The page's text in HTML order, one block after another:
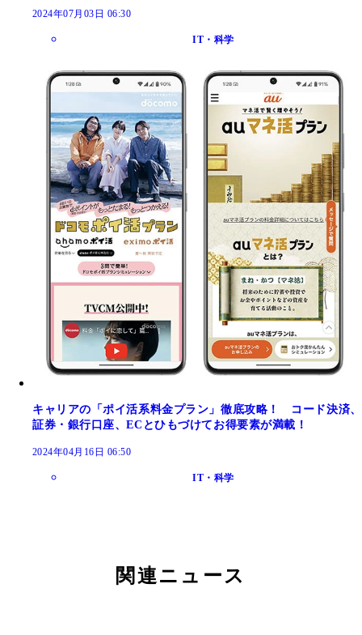
2024年07月03日 06:30
IT・科学
キャリアの「ポイ活系料金プラン」徹底攻略！ コード決済、
証券・銀行口座、ECとひもづけてお得要素が満載！
2024年04月16日 06:50
IT・科学
関連ニュース